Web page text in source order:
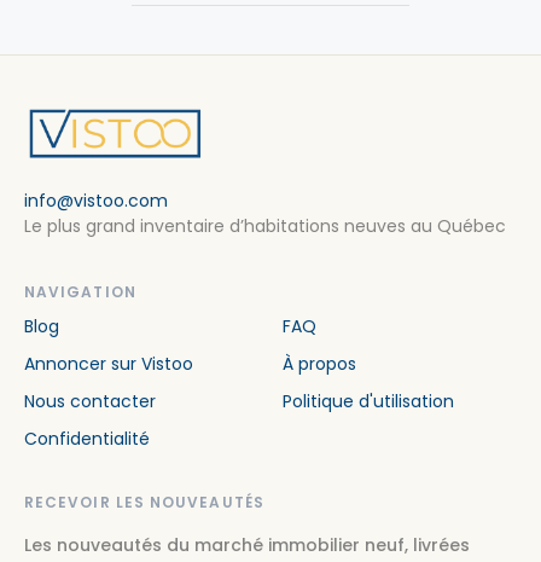
info@vistoo.com
Le plus grand inventaire d’habitations neuves au Québec
NAVIGATION
Blog
FAQ
Annoncer sur Vistoo
À propos
Nous contacter
Politique d'utilisation
Confidentialité
RECEVOIR LES NOUVEAUTÉS
Les nouveautés du marché immobilier neuf, livrées